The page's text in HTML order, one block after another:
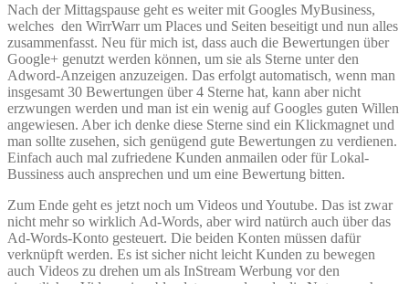
Nach der Mittagspause geht es weiter mit Googles MyBusiness,
welches den WirrWarr um Places und Seiten beseitigt und nun alles
zusammenfasst. Neu für mich ist, dass auch die Bewertungen über
Google+ genutzt werden können, um sie als Sterne unter den
Adword-Anzeigen anzuzeigen. Das erfolgt automatisch, wenn man
insgesamt 30 Bewertungen über 4 Sterne hat, kann aber nicht
erzwungen werden und man ist ein wenig auf Googles guten Willen
angewiesen. Aber ich denke diese Sterne sind ein Klickmagnet und
man sollte zusehen, sich genügend gute Bewertungen zu verdienen.
Einfach auch mal zufriedene Kunden anmailen oder für Lokal-
Bussiness auch ansprechen und um eine Bewertung bitten.
Zum Ende geht es jetzt noch um Videos und Youtube. Das ist zwar
nicht mehr so wirklich Ad-Words, aber wird natürch auch über das
Ad-Words-Konto gesteuert. Die beiden Konten müssen dafür
verknüpft werden. Es ist sicher nicht leicht Kunden zu bewegen
auch Videos zu drehen um als InStream Werbung vor den